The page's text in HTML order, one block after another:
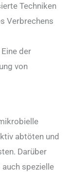
Techniken
Verbrechens
der
von
abtöten und
Darüber
spezielle